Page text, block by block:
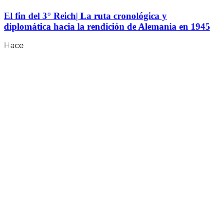
El fin del 3° Reich| La ruta cronológica y
diplomática hacia la rendición de Alemania en 1945
Hace